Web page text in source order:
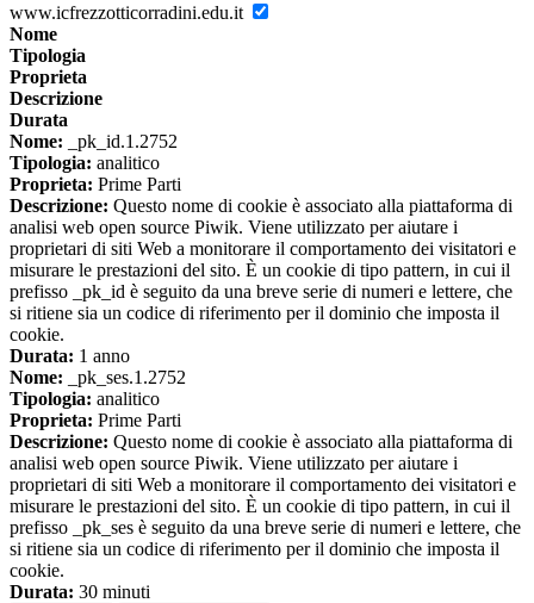
www.icfrezzotticorradini.edu.it
Nome
Tipologia
Proprieta
Descrizione
Durata
Nome: _pk_id.1.2752
Tipologia: analitico
Proprieta: Prime Parti
Descrizione: Questo nome di cookie è associato alla piattaforma di
analisi web open source Piwik. Viene utilizzato per aiutare i
proprietari di siti Web a monitorare il comportamento dei visitatori e
misurare le prestazioni del sito. È un cookie di tipo pattern, in cui il
prefisso _pk_id è seguito da una breve serie di numeri e lettere, che
si ritiene sia un codice di riferimento per il dominio che imposta il
cookie.
Durata: 1 anno
Nome: _pk_ses.1.2752
Tipologia: analitico
Proprieta: Prime Parti
Descrizione: Questo nome di cookie è associato alla piattaforma di
analisi web open source Piwik. Viene utilizzato per aiutare i
proprietari di siti Web a monitorare il comportamento dei visitatori e
misurare le prestazioni del sito. È un cookie di tipo pattern, in cui il
prefisso _pk_ses è seguito da una breve serie di numeri e lettere, che
si ritiene sia un codice di riferimento per il dominio che imposta il
cookie.
Durata: 30 minuti